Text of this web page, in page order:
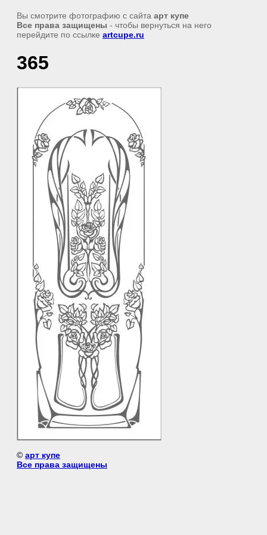
Вы смотрите фотографию с сайта арт купе
Все права защищены - чтобы вернуться на него
перейдите по ссылке artcupe.ru
365
© арт купе
Все права защищены